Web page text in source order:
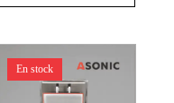
En stock